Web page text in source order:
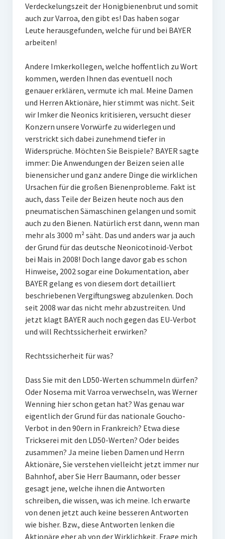
Verdeckelungszeit der Honigbienenbrut und somit
auch zur Varroa, den gibt es! Das haben sogar
Leute herausgefunden, welche für und bei BAYER
arbeiten!
Andere Imkerkollegen, welche hoffentlich zu Wort
kommen, werden Ihnen das eventuell noch
genauer erklären, vermute ich mal. Meine Damen
und Herren Aktionäre, hier stimmt was nicht. Seit
wir Imker die Neonics kritisieren, versucht dieser
Konzern unsere Vorwürfe zu widerlegen und
verstrickt sich dabei zunehmend tiefer in
Widersprüche. Möchten Sie Beispiele? BAYER sagte
immer: Die Anwendungen der Beizen seien alle
bienensicher und ganz andere Dinge die wirklichen
Ursachen für die großen Bienenprobleme. Fakt ist
auch, dass Teile der Beizen heute noch aus den
pneumatischen Sämaschinen gelangen und somit
auch zu den Bienen. Natürlich erst dann, wenn man
mehr als 3000 m² säht. Das und anders war ja auch
der Grund für das deutsche Neonicotinoid-Verbot
bei Mais in 2008! Doch lange davor gab es schon
Hinweise, 2002 sogar eine Dokumentation, aber
BAYER gelang es von diesem dort detailliert
beschriebenen Vergiftungsweg abzulenken. Doch
seit 2008 war das nicht mehr abzustreiten. Und
jetzt klagt BAYER auch noch gegen das EU-Verbot
und will Rechtssicherheit erwirken?
Rechtssicherheit für was?
Dass Sie mit den LD50-Werten schummeln dürfen?
Oder Nosema mit Varroa verwechseln, was Werner
Wenning hier schon getan hat? Was genau war
eigentlich der Grund für das nationale Goucho-
Verbot in den 90ern in Frankreich? Etwa diese
Trickserei mit den LD50-Werten? Oder beides
zusammen? Ja meine lieben Damen und Herrn
Aktionäre, Sie verstehen vielleicht jetzt immer nur
Bahnhof, aber Sie Herr Baumann, oder besser
gesagt jene, welche ihnen die Antworten
schreiben, die wissen, was ich meine. Ich erwarte
von denen jetzt auch keine besseren Antworten
wie bisher. Bzw., diese Antworten lenken die
Aktionäre eher ab von der Wirklichkeit. Frage mich